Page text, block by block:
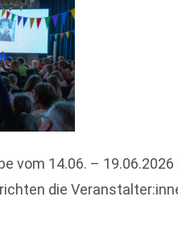
vom 14.06. –
die